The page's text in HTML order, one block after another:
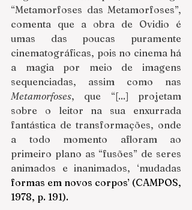
“Metamorfoses das Metamorfoses”,
comenta que a obra de Ovidio é
umas das poucas puramente
cinematográficas, pois no cinema há
a magia por meio de imagens
Metamorfoses, que “[...] projetam
sobre o leitor na sua enxurrada
fantástica de transformações, onde
a todo momento afloram ao
primeiro plano as “fusões” de seres
formas em novos corpos’ (CAMPOS,
1978, p. 191).